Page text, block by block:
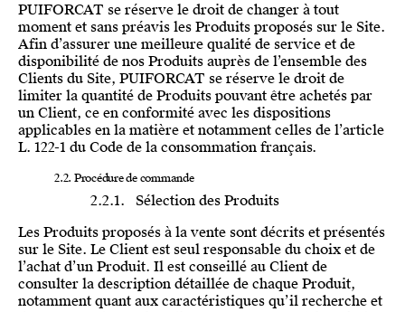
PUIFORCAT se réserve le droit de changer à tout
moment et sans préavis les Produits proposés sur le Site.
Afin d’assurer une meilleure qualité de service et de
disponibilité de nos Produits auprès de l’ensemble des
Clients du Site, PUIFORCAT se réserve le droit de
limiter la quantité de Produits pouvant être achetés par
un Client, ce en conformité avec les dispositions
applicables en la matière et notamment celles de l’article
L. 122-1 du Code de la consommation français.
2.2. Procédure de commande
2.2.1. Sélection des Produits
Les Produits proposés à la vente sont décrits et présentés
sur le Site. Le Client est seul responsable du choix et de
l’achat d’un Produit. Il est conseillé au Client de
consulter la description détaillée de chaque Produit,
notamment quant aux caractéristiques qu’il recherche et